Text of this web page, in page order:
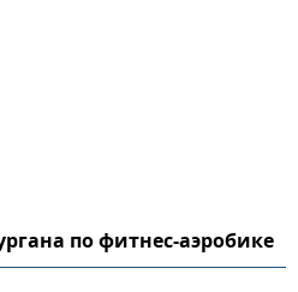
по фитнес-аэробике